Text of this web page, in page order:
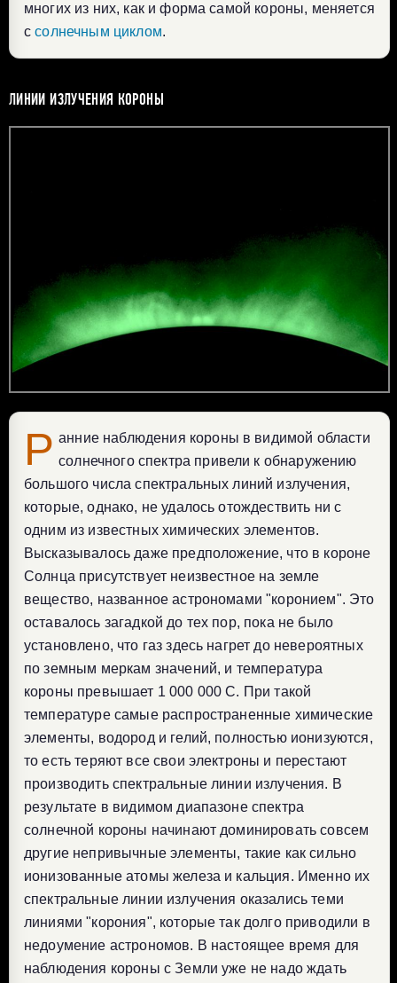
многих из них, как и форма самой короны, меняется
ссолнечным циклом.
ЛИНИИ ИЗЛУЧЕНИЯ КОРОНЫ
Р анние наблюдения короны в видимой области
солнечного спектра привели к обнаружению
большого числа спектральных линий излучения,
которые, однако, не удалось отождествить ни с
одним из известных химических элементов.
Высказывалось даже предположение, что в короне
Солнца присутствует неизвестное на земле
вещество, названное астрономами "коронием". Это
оставалось загадкой до тех пор, пока не было
установлено, что газ здесь нагрет до невероятных
по земным меркам значений, и температура
короны превышает 1 000 000 C. При такой
температуре самые распространенные химические
элементы, водород и гелий, полностью ионизуются,
то есть теряют все свои электроны и перестают
производить спектральные линии излучения. В
результате в видимом диапазоне спектра
солнечной короны начинают доминировать совсем
другие непривычные элементы, такие как сильно
ионизованные атомы железа и кальция. Именно их
спектральные линии излучения оказались теми
линиями "корония", которые так долго приводили в
недоумение астрономов. В настоящее время для
наблюдения короны с Земли уже не надо ждать